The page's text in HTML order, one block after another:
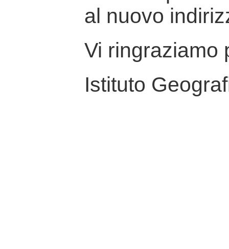
al nuovo
Vi ringraziamo
Istituto